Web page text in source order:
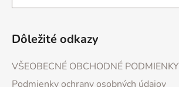
Dôležité odkazy
VŠEOBECNÉ OBCHODNÉ PODMIENKY
Podmienky ochrany osobných údajov